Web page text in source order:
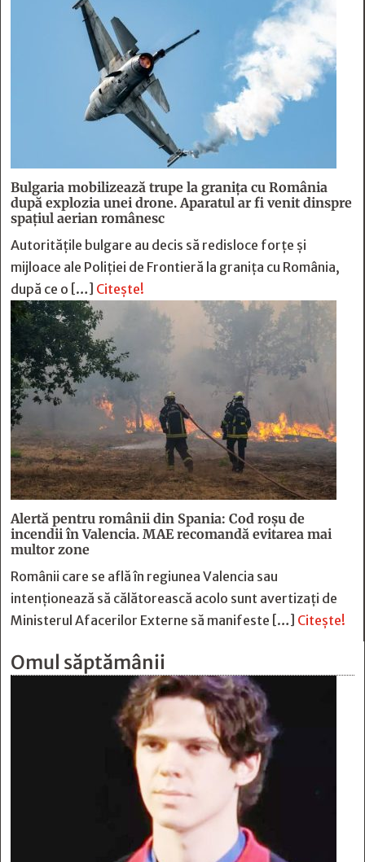
Bulgaria mobilizează trupe la granița cu România
după explozia unei drone. Aparatul ar fi venit dinspre
spațiul aerian românesc
Autoritățile bulgare au decis să redisloce forțe și
mijloace ale Poliției de Frontieră la granița cu România,
după ce o […] Citește!
Alertă pentru românii din Spania: Cod roșu de
incendii în Valencia. MAE recomandă evitarea mai
multor zone
Românii care se află în regiunea Valencia sau
intenționează să călătorească acolo sunt avertizați de
Ministerul Afacerilor Externe să manifeste […] Citește!
Omul săptămânii